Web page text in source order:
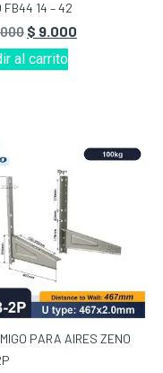
FB44 14 – 42
$ 9.000
al carrito
PARA AIRES ZENO